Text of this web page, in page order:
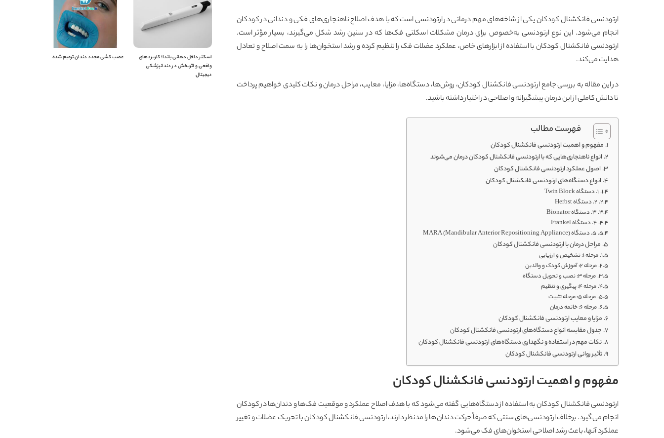
ارتودنسی فانکشنال کودکان یکی از شاخه‌های مهم درمانی در ارتودنسی است که با هدف اصلاح ناهنجاری‌های فکی و دندانی در کودکان
انجام می‌شود. این نوع ارتودنسی به‌خصوص برای درمان مشکلات اسکلتی فک‌ها که در سنین رشد شکل می‌گیرند، بسیار مؤثر است.
ارتودنسی فانکشنال کودکان با استفاده از ابزارهای خاص، عملکرد عضلات فک را تنظیم کرده و رشد استخوان‌ها را به سمت اصلاح و تعادل
هدایت می‌کند.
در این مقاله به بررسی جامع ارتودنسی فانکشنال کودکان، روش‌ها، دستگاه‌ها، مزایا، معایب، مراحل درمان و نکات کلیدی خواهیم پرداخت
تا دانش کاملی از این درمان پیشگیرانه و اصلاحی در اختیار داشته باشید.
فهرست مطالب
مفهوم و اهمیت ارتودنسی فانکشنال کودکان
انواع ناهنجاری‌هایی که با ارتودنسی فانکشنال کودکان درمان می‌شوند
اصول عملکرد ارتودنسی فانکشنال کودکان
انواع دستگاه‌های ارتودنسی فانکشنال کودکان
1. دستگاه Twin Block
2. دستگاه Herbst
3. دستگاه Bionator
4. دستگاه Frankel
5. دستگاه MARA (Mandibular Anterior Repositioning Appliance)
مراحل درمان با ارتودنسی فانکشنال کودکان
مرحله 1: تشخیص و ارزیابی
مرحله 2: آموزش کودک و والدین
مرحله 3: نصب و تحویل دستگاه
مرحله 4: پیگیری و تنظیم
مرحله 5: مرحله تثبیت
مرحله 6: خاتمه درمان
مزایا و معایب ارتودنسی فانکشنال کودکان
جدول مقایسه انواع دستگاه‌های ارتودنسی فانکشنال کودکان
نکات مهم در استفاده و نگهداری دستگاه‌های ارتودنسی فانکشنال کودکان
تأثیر روانی ارتودنسی فانکشنال کودکان
مفهوم و اهمیت ارتودنسی فانکشنال کودکان
ارتودنسی فانکشنال کودکان به استفاده از دستگاه‌هایی گفته می‌شود که با هدف اصلاح عملکرد و موقعیت فک‌ها و دندان‌ها در کودکان
انجام می‌گیرد. برخلاف ارتودنسی‌های سنتی که صرفاً حرکت دندان‌ها را مدنظر دارند، ارتودنسی فانکشنال کودکان با تحریک عضلات و تغییر
عملکرد آنها، باعث رشد اصلاحی استخوان‌های فک می‌شود.
اسکنر داخل دهانی پاندا؛ کاربردهای
واقعی و اثربخش در دندانپزشکی
دیجیتال
عصب کشی مجدد دندان ترمیم شده